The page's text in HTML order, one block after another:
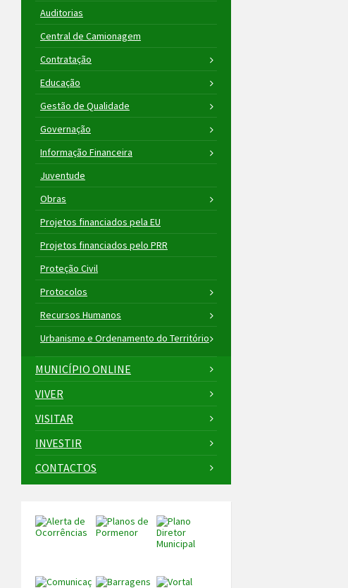
Auditorias
Central de Camionagem
Contratação
Educação
Gestão de Qualidade
Governação
Informação Financeira
Juventude
Obras
Projetos financiados pela EU
Projetos financiados pelo PRR
Proteção Civil
Protocolos
Recursos Humanos
Urbanismo e Ordenamento do Território
MUNICÍPIO ONLINE
VIVER
VISITAR
INVESTIR
CONTACTOS